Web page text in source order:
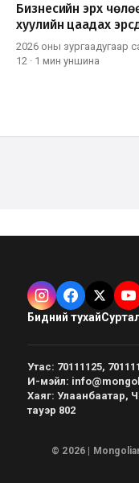
Бизнесийн эрх
хуулийн цаадах
2026 оны зургаадугаар
12 · 1 мин уншина
Бидний тухай
Утас: 70111125,
И-мэйл:
Хаяг: Улаанбаатар,
тауэр 802
© 2026 |